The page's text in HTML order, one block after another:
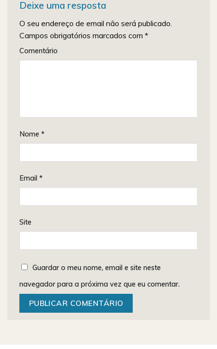
Deixe uma resposta
O seu endereço de email não será publicado.
Campos obrigatórios marcados com *
Comentário
Nome *
Email *
Site
Guardar o meu nome, email e site neste
navegador para a próxima vez que eu comentar.